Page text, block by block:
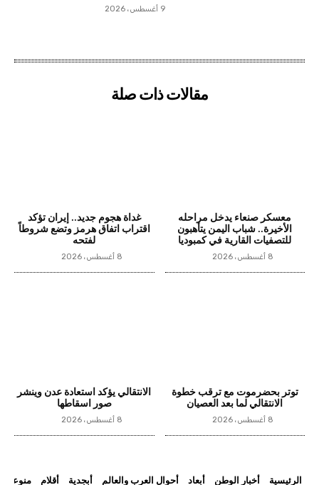
9 أغسطس، 2026
مقالات ذات صلة
معسكر صنعاء يدخل مراحله
الأخيرة.. شباب اليمن يتأهبون
للتصفيات القارية في كمبوديا
8 أغسطس، 2026
غداة هجوم جديد.. إيران تؤكد
اقتراب اتفاق هرمز وتضع شروطاً
لفتحه
8 أغسطس، 2026
توتر بحضرموت مع ترقب خطوة
الانتقالي لما بعد العصيان
8 أغسطس، 2026
الانتقالي يؤكد استعادة عدن وينشر
صور اسقاطها
8 أغسطس، 2026